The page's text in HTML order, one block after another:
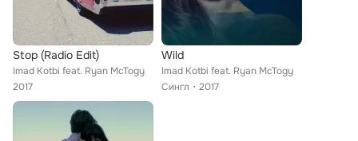
Stop (Radio Edit)
Imad Kotbi feat. Ryan McTogy
2017
Wild
Imad Kotbi feat. Ryan McTogy
Сингл
2017